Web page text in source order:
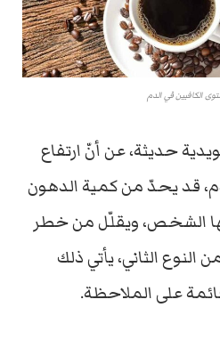
الكافيين في الدم
حديثة، عن أنّ ارتفاع
قد يحدّ من كمية الدهون
الشخص، ويقلّل من خطر
الثاني، يأتي ذلك
على الملاحظة.